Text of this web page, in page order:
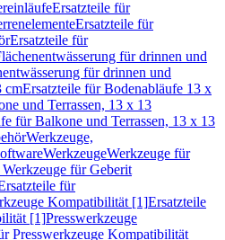
Ersatzteile für
Ersatzteile für
Ersatzteile für
für drinnen und
für drinnen und
cmErsatzteile für Bodenabläufe 13 x
und Terrassen, 13 x 13
für Balkone und Terrassen, 13 x 13
Werkzeuge,
WerkzeugeWerkzeuge für
für Geberit
für
Kompatibilität [1]Ersatzteile
[1]Presswerkzeuge
Presswerkzeuge Kompatibilität